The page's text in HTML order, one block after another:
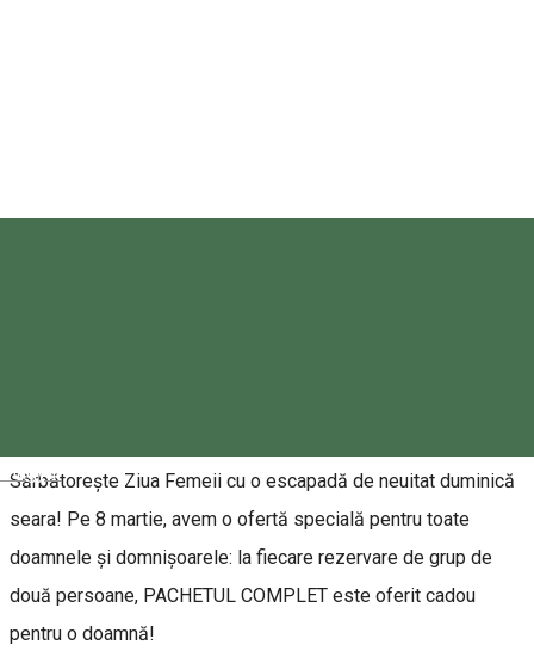
Magyar
Sărbătorește Ziua Femeii cu o escapadă de neuitat duminică
seara! Pe 8 martie, avem o ofertă specială pentru toate
doamnele și domnișoarele: la fiecare rezervare de grup de
două persoane, PACHETUL COMPLET este oferit cadou
pentru o doamnă!